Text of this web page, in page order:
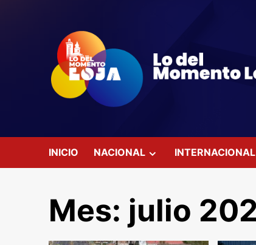
INICIO NACIONAL INTERNACIONAL
Mes: julio